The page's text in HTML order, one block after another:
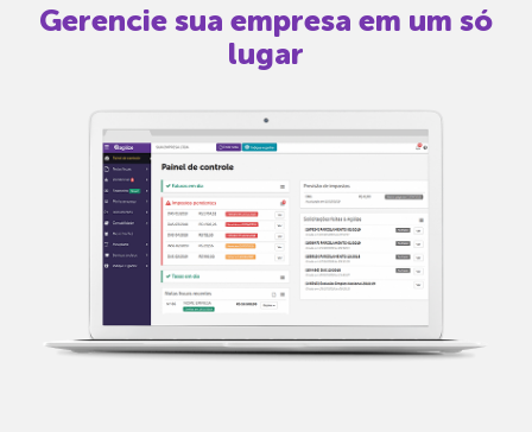
Gerencie sua empresa em um só
lugar